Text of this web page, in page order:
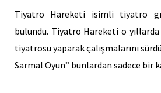
Tiyatro Hareketi isimli tiyatro
bulundu. Tiyatro Hareketi o yıllarda
tiyatrosu yaparak çalışmalarını
Sarmal Oyun” bunlardan sadece bir